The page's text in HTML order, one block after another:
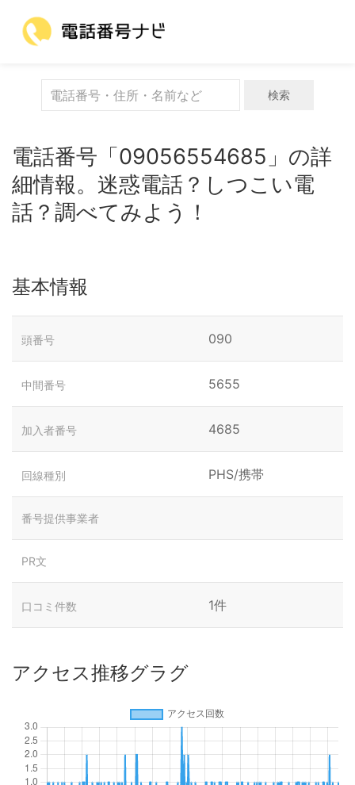
検索
電話番号「09056554685」の詳
細情報。迷惑電話？しつこい電
話？調べてみよう！
基本情報
頭番号 090
中間番号 5655
加入者番号 4685
回線種別 PHS/携帯
番号提供事業者
PR文
口コミ件数 1件
アクセス推移グラグ